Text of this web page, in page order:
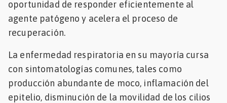
oportunidad de responder eficientemente al
agente patógeno y acelera el proceso de
recuperación.
La enfermedad respiratoria en su mayoría cursa
con sintomatologías comunes, tales como
producción abundante de moco, inflamación del
epitelio, disminución de la movilidad de los cilios